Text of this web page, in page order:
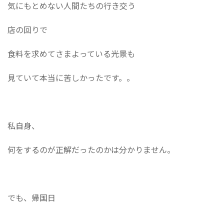
気にもとめない人間たちの行き交う
店の回りで
食料を求めてさまよっている光景も
見ていて本当に苦しかったです。。
私自身、
何をするのが正解だったのかは分かりません。
でも、帰国日